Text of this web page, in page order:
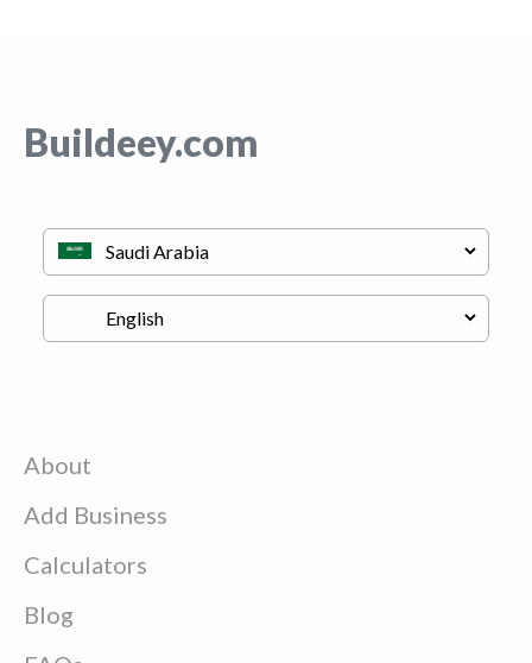
Buildeey.com
About
Add Business
Calculators
Blog